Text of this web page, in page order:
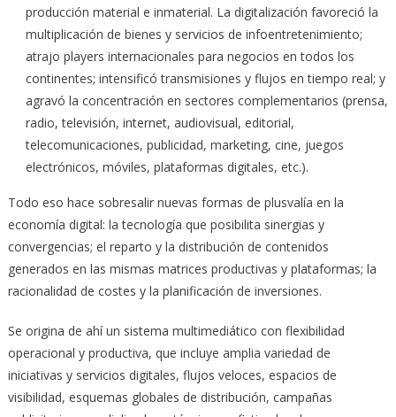
producción material e inmaterial. La digitalización favoreció la
multiplicación de bienes y servicios de infoentretenimiento;
atrajo players internacionales para negocios en todos los
continentes; intensificó transmisiones y flujos en tiempo real; y
agravó la concentración en sectores complementarios (prensa,
radio, televisión, internet, audiovisual, editorial,
telecomunicaciones, publicidad, marketing, cine, juegos
electrónicos, móviles, plataformas digitales, etc.).
Todo eso hace sobresalir nuevas formas de plusvalía en la
economía digital: la tecnología que posibilita sinergias y
convergencias; el reparto y la distribución de contenidos
generados en las mismas matrices productivas y plataformas; la
racionalidad de costes y la planificación de inversiones.
Se origina de ahí un sistema multimediático con flexibilidad
operacional y productiva, que incluye amplia variedad de
iniciativas y servicios digitales, flujos veloces, espacios de
visibilidad, esquemas globales de distribución, campañas